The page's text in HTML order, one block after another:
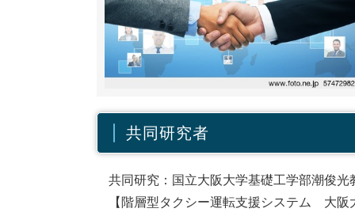
共同研究者
共同研究：国立大阪大学基礎工学部潮俊光
【階層型タクシー運転支援システム 大阪